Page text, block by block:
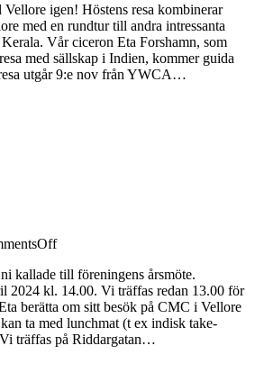
igen! Höstens resa kombinerar
med en rundtur till andra intressanta
Vår ciceron Eta Forshamn, som
med sällskap i Indien, kommer guida
utgår 9:e nov från YWCA…
Off
kallade till föreningens årsmöte.
2024 kl. 14.00. Vi träffas redan 13.00 för
berätta om sitt besök på CMC i Vellore
ta med lunchmat (t ex indisk take-
träffas på Riddargatan…